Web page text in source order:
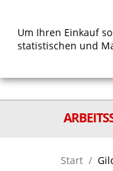
Start /
Um Ihren Einkauf
statistischen und